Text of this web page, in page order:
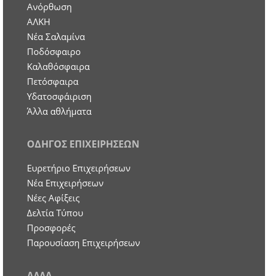
Ανόρθωση
ΑΛΚΗ
Νέα Σαλαμίνα
Ποδόσφαιρο
Καλαθόσφαιρα
Πετόσφαιρα
Υδατοσφάιριση
Άλλα αθλήματα
ΟΔΗΓΟΣ ΕΠΙΧΕΙΡΗΣΕΩΝ
Ευρετήριο Επιχειρήσεων
Nέα Επιχειρήσεων
Νέες Αφίξεις
Δελτία Τύπου
Προσφορές
Παρουσίαση Επιχειρήσεων